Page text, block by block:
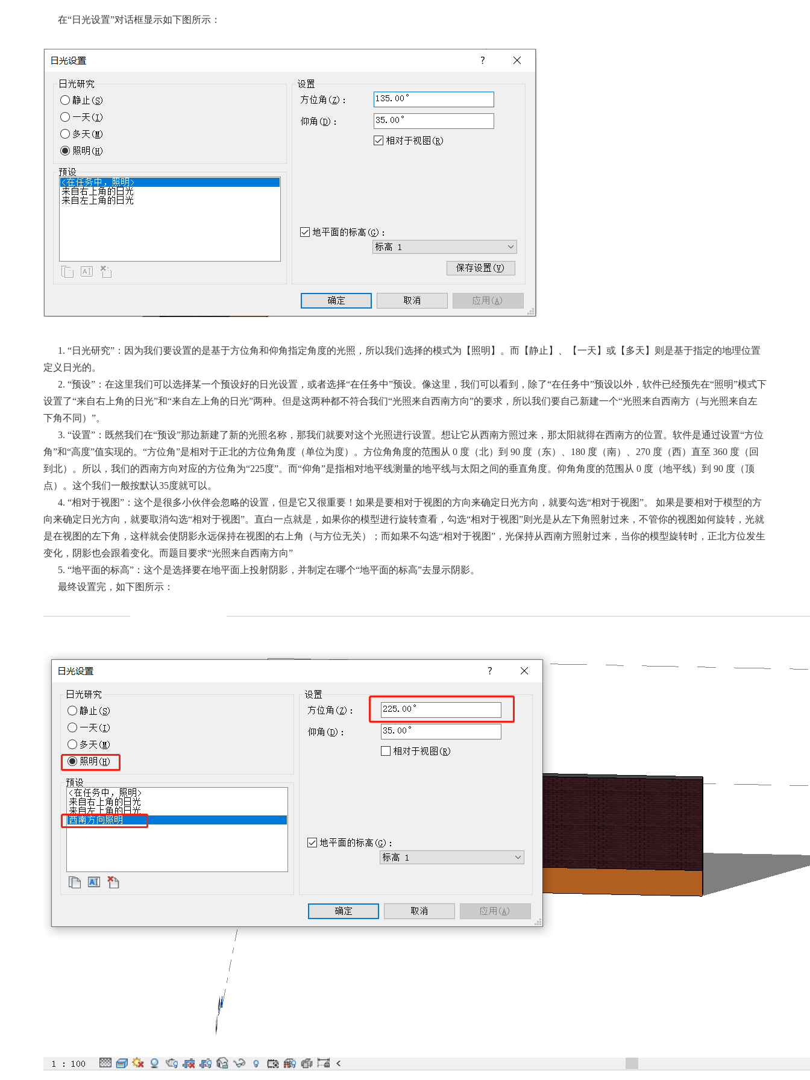
在“日光设置”对话框显示如下图所示：
1. “日光研究”：因为我们要设置的是基于方位角和仰角指定角度的光照，所以我们选择的模式为【照明】。而【静止】、【一天】或【多天】则是基于指定的地理位置
定义日光的。
2. “预设”：在这里我们可以选择某一个预设好的日光设置，或者选择“在任务中”预设。像这里，我们可以看到，除了“在任务中”预设以外，软件已经预先在“照明”模式下
设置了“来自右上角的日光”和“来自左上角的日光”两种。但是这两种都不符合我们“光照来自西南方向”的要求，所以我们要自己新建一个“光照来自西南方（与光照来自左
下角不同）”。
3. “设置”：既然我们在“预设”那边新建了新的光照名称，那我们就要对这个光照进行设置。想让它从西南方照过来，那太阳就得在西南方的位置。软件是通过设置“方位
角”和“高度”值实现的。“方位角”是相对于正北的方位角角度（单位为度）。方位角角度的范围从 0 度（北）到 90 度（东）、180 度（南）、270 度（西）直至 360 度（回
到北）。所以，我们的西南方向对应的方位角为“225度”。而“仰角”是指相对地平线测量的地平线与太阳之间的垂直角度。仰角角度的范围从 0 度（地平线）到 90 度（顶
点）。这个我们一般按默认35度就可以。
4. “相对于视图”：这个是很多小伙伴会忽略的设置，但是它又很重要！如果是要相对于视图的方向来确定日光方向，就要勾选“相对于视图”。 如果是要相对于模型的方
向来确定日光方向，就要取消勾选“相对于视图”。直白一点就是，如果你的模型进行旋转查看，勾选“相对于视图”则光是从左下角照射过来，不管你的视图如何旋转，光就
是在视图的左下角，这样就会使阴影永远保持在视图的右上角（与方位无关）；而如果不勾选“相对于视图”，光保持从西南方照射过来，当你的模型旋转时，正北方位发生
变化，阴影也会跟着变化。而题目要求“光照来自西南方向”
5. “地平面的标高”：这个是选择要在地平面上投射阴影，并制定在哪个“地平面的标高”去显示阴影。
最终设置完，如下图所示：